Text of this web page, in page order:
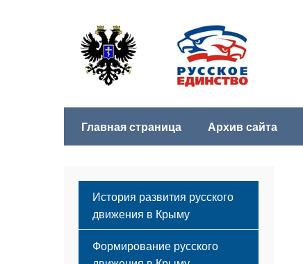
Главная страница Архив сайта
История развития русского
движения в Крыму
Формирование русского